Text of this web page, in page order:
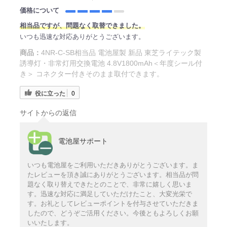
価格について
相当品ですが、問題なく取替できました。
いつも迅速な対応ありがとうございます。
商品： 4NR-C-SB相当品 電池屋製 新品 東芝ライテック製
誘導灯・非常灯用交換電池 4.8V1800mAh＜年度シール付
き＞ コネクター付きそのまま取付できます。
役に立った 0
サイトからの返信
電池屋サポート
いつも電池屋をご利用いただきありがとうございます。ま
たレビューを頂き誠にありがとうございます。相当品が問
題なく取り替えできたとのことで、非常に嬉しく思いま
す。迅速な対応に満足していただけたこと、大変光栄で
す。お礼としてレビューポイントを付与させていただきま
したので、どうぞご活用ください。今後ともよろしくお願
いいたします。